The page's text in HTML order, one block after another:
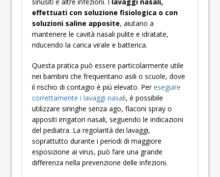
effettuati con soluzione fisiologica o con
soluzioni saline apposite, aiutano a
mantenere le cavità nasali pulite e idratate,
riducendo la carica virale e batterica.
Questa pratica può essere particolarmente utile
nei bambini che frequentano asili o scuole, dove
il rischio di contagio è più elevato. Pereseguire
correttamente i lavaggi nasali, è possibile
utilizzare siringhe senza ago, flaconi spray o
appositi irrigatori nasali, seguendo le indicazioni
del pediatra. La regolarità dei lavaggi,
soprattutto durante i periodi di maggiore
esposizione ai virus, può fare una grande
differenza nella prevenzione delle infezioni.